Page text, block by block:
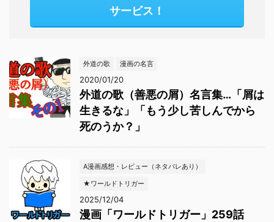
サービス！
外道の歌 漫画の名言
2020/01/20
外道の歌（善悪の屑）名言集…「屑は
生きるな」「もう少し苦しんでから
死のうか？」
A漫画感想・レビュー（ネタバレあり）
★ワールドトリガー
2025/12/04
漫画「ワールドトリガー」259話